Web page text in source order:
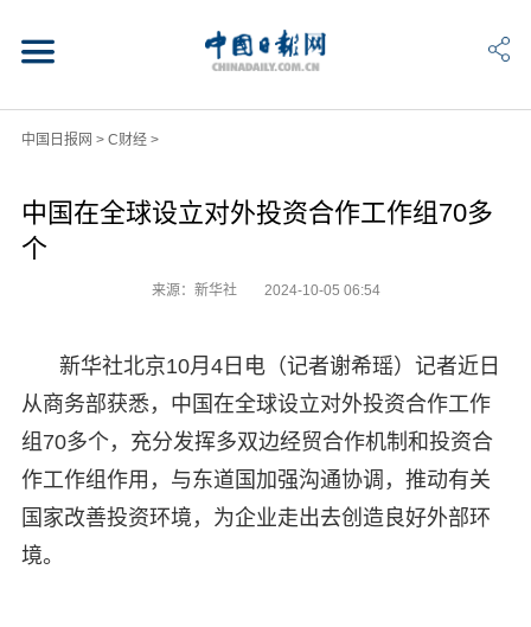
中国日报网 > C财经>
中国在全球设立对外投资合作工作组70多
个
来源：新华社 2024-10-05 06:54
新华社北京10月4日电（记者谢希瑶）记者近日
从商务部获悉，中国在全球设立对外投资合作工作
组70多个，充分发挥多双边经贸合作机制和投资合
作工作组作用，与东道国加强沟通协调，推动有关
国家改善投资环境，为企业走出去创造良好外部环
境。